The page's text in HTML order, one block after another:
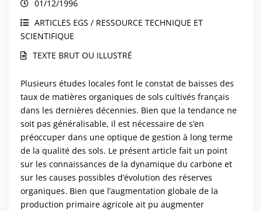
01/12/1996
ARTICLES EGS / RESSOURCE TECHNIQUE ET
SCIENTIFIQUE
TEXTE BRUT OU ILLUSTRÉ
Plusieurs études locales font le constat de baisses des
taux de matières organiques de sols cultivés français
dans les dernières décennies. Bien que la tendance ne
soit pas généralisable, il est nécessaire de s’en
préoccuper dans une optique de gestion à long terme
de la qualité des sols. Le présent article fait un point
sur les connaissances de la dynamique du carbone et
sur les causes possibles d’évolution des réserves
organiques. Bien que l’augmentation globale de la
production primaire agricole ait pu augmenter